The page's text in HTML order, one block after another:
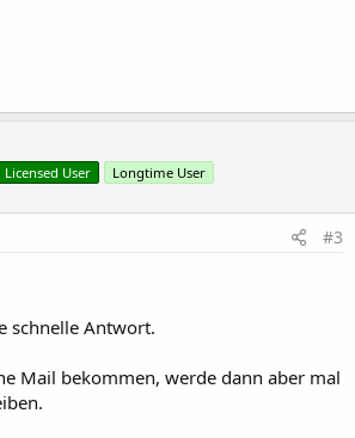
Licensed User Longtime User
#3
schnelle Antwort.
Mail bekommen, werde dann aber mal